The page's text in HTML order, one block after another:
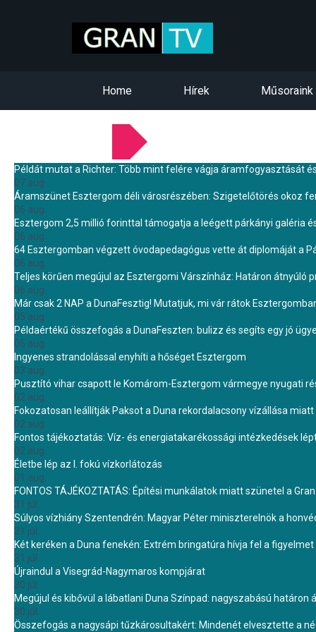
Home Hírek Műsoraink
Példát mutat a Richter: Több mint felére vágja áramfogyasztását
07 aug.
Áramszünet Esztergom déli városrészében: Szigetelőtörés okoz
06 aug.
Esztergom 2,5 millió forinttal támogatja a leégett párkányi galéria
06 aug.
64 Esztergomban végzett óvodapedagógus vette át diplomáját a
06 aug.
Teljes körűen megújul az Esztergomi Várszínház: Határon átnyúló
06 aug.
Már csak 2 NAP a DunaFesztig! Mutatjuk, mi vár rátok
05 aug.
Példaértékű összefogás a DunaFeszten: bulizz és segíts egy jó
05 aug.
Ingyenes strandolással enyhíti a hőséget Esztergom
03 aug.
Pusztító vihar csapott le Komárom-Esztergom vármegye nyugati
02 aug.
Fokozatosan leállítják Paksot a Duna rekordalacsony vízállása
02 aug.
Fontos tájékoztatás: Víz- és energiatakarékossági intézkedések
02 aug.
Életbe lép az I. fokú vízkorlátozás
01 aug.
FONTOS TÁJÉKOZTATÁS: Építési munkálatok miatt szünetel a
31 júl.
Súlyos vízhiány Szentendrén: Magyar Péter miniszterelnök a
31 júl.
Két keréken a Duna fenekén: Extrém bringatúra hívja fel a
31 júl.
Újraindul a Visegrád-Nagymaros kompjárat
30 júl.
Megújul és kibővül a lábatlani Duna Színpad: nagyszabású
30 júl.
Összefogás a nagysápi tűzkárosultakért: Mindenét elvesztette a